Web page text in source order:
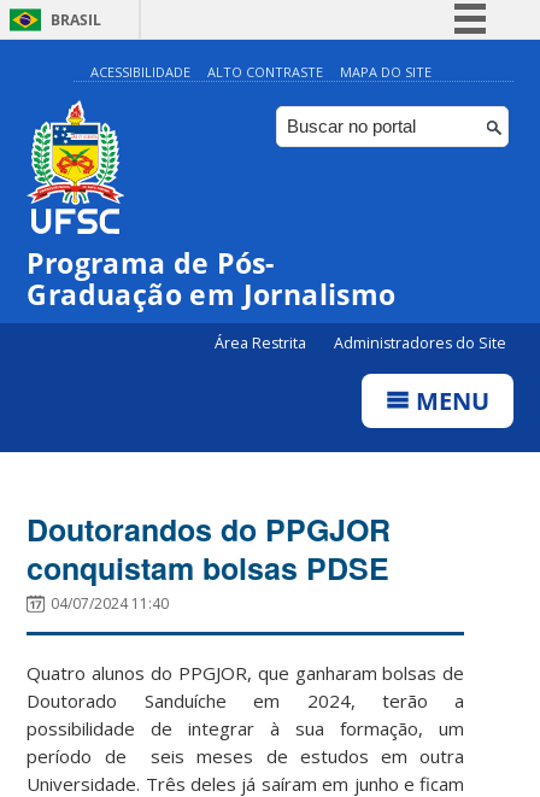
BRASIL
Simplifique!
Comunica BR
Participe
ACESSIBILIDADE ALTO CONTRASTE MAPA DO SITE
Programa de Pós-
Graduação em Jornalismo
Área Restrita Administradores do Site
MENU
Doutorandos do PPGJOR
conquistam bolsas PDSE
04/07/2024 11:40
Quatro alunos do PPGJOR, que ganharam bolsas de
Doutorado Sanduíche em 2024, terão a
possibilidade de integrar à sua formação, um
período de seis meses de estudos em outra
Universidade. Três deles já saíram em junho e ficam